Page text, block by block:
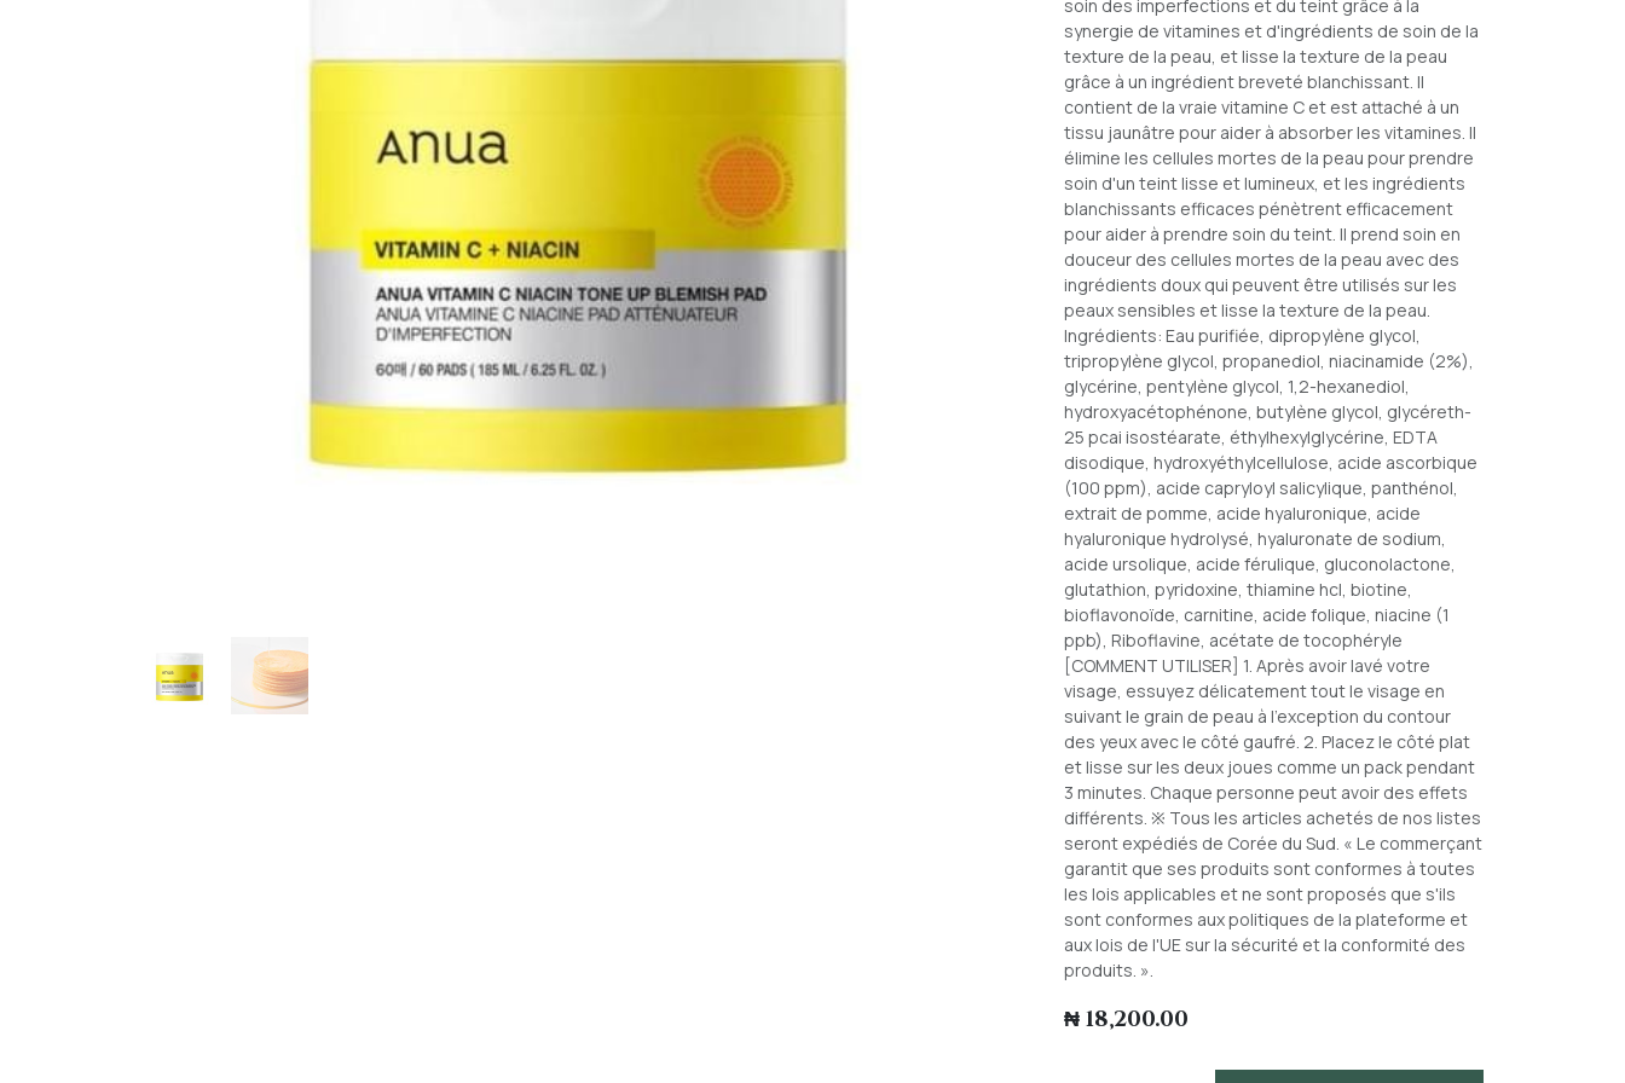
soin des imperfections et du teint grâce à la
synergie de vitamines et d'ingrédients de soin de la
texture de la peau, et lisse la texture de la peau
grâce à un ingrédient breveté blanchissant. Il
contient de la vraie vitamine C et est attaché à un
tissu jaunâtre pour aider à absorber les vitamines. Il
élimine les cellules mortes de la peau pour prendre
soin d'un teint lisse et lumineux, et les ingrédients
blanchissants efficaces pénètrent efficacement
pour aider à prendre soin du teint. Il prend soin en
douceur des cellules mortes de la peau avec des
ingrédients doux qui peuvent être utilisés sur les
peaux sensibles et lisse la texture de la peau.
Ingrédients: Eau purifiée, dipropylène glycol,
tripropylène glycol, propanediol, niacinamide (2%),
glycérine, pentylène glycol, 1,2-hexanediol,
hydroxyacétophénone, butylène glycol, glycéreth-
25 pcai isostéarate, éthylhexylglycérine, EDTA
disodique, hydroxyéthylcellulose, acide ascorbique
(100 ppm), acide capryloyl salicylique, panthénol,
extrait de pomme, acide hyaluronique, acide
hyaluronique hydrolysé, hyaluronate de sodium,
acide ursolique, acide férulique, gluconolactone,
glutathion, pyridoxine, thiamine hcl, biotine,
bioflavonoïde, carnitine, acide folique, niacine (1
ppb), Riboflavine, acétate de tocophéryle
[COMMENT UTILISER] 1. Après avoir lavé votre
visage, essuyez délicatement tout le visage en
suivant le grain de peau à l'exception du contour
des yeux avec le côté gaufré. 2. Placez le côté plat
et lisse sur les deux joues comme un pack pendant
3 minutes. Chaque personne peut avoir des effets
différents. ※ Tous les articles achetés de nos listes
seront expédiés de Corée du Sud. « Le commerçant
garantit que ses produits sont conformes à toutes
les lois applicables et ne sont proposés que s'ils
sont conformes aux politiques de la plateforme et
aux lois de l'UE sur la sécurité et la conformité des
produits. ».
₦ 18,200.00